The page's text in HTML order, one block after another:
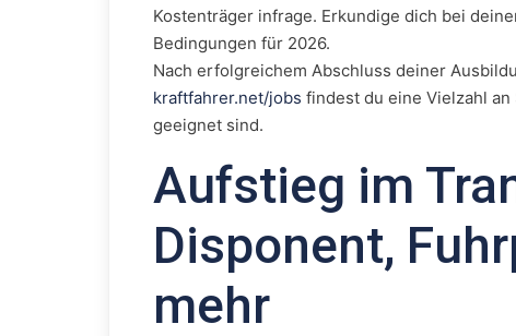
Kostenträger infrage. Erkundige dich bei
Bedingungen für 2026.
Nach erfolgreichem Abschluss deiner
kraftfahrer.net/jobs findest du eine Vielzahl
geeignet sind.
Aufstieg im
Disponent,
mehr